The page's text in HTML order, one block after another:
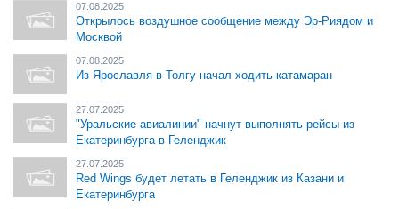
07.08.2025
Открылось воздушное сообщение между Эр-Риядом и
Москвой
07.08.2025
Из Ярославля в Толгу начал ходить катамаран
27.07.2025
"Уральские авиалинии" начнут выполнять рейсы из
Екатеринбурга в Геленджик
27.07.2025
Red Wings будет летать в Геленджик из Казани и
Екатеринбурга